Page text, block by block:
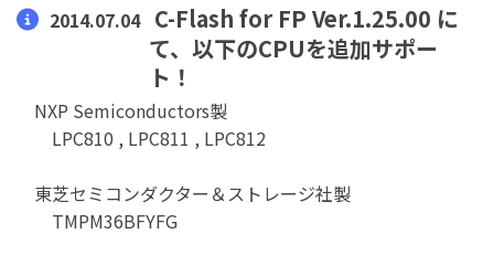
2014.07.04 C-Flash for FP Ver.1.25.00 に
て、以下のCPUを追加サポー
ト！
NXP Semiconductors製
LPC810 , LPC811 , LPC812
東芝セミコンダクター＆ストレージ社製
TMPM36BFYFG